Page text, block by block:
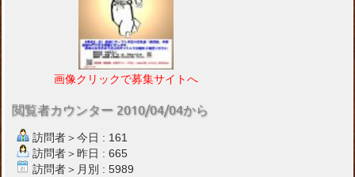
画像クリックで募集サイトへ
閲覧者カウンター 2010/04/04から
訪問者＞今日 : 161
訪問者＞昨日 : 665
訪問者＞月別 : 5989